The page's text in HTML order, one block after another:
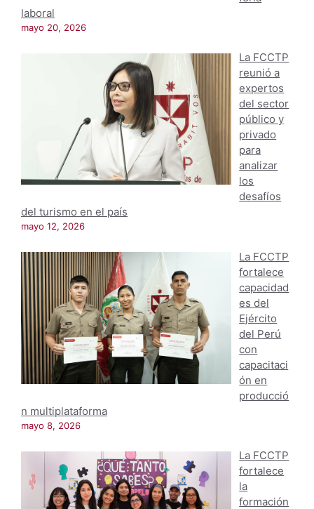
laboral
mayo 20, 2026
La FCCTP
reunió a
expertos
del sector
público y
privado
para
analizar
los
desafíos
del turismo en el país
mayo 12, 2026
La FCCTP
fortalece
capacidad
es del
Ejército
del Perú
con
capacitaci
ón en
producció
n multiplataforma
mayo 8, 2026
La FCCTP
fortalece
la
formación